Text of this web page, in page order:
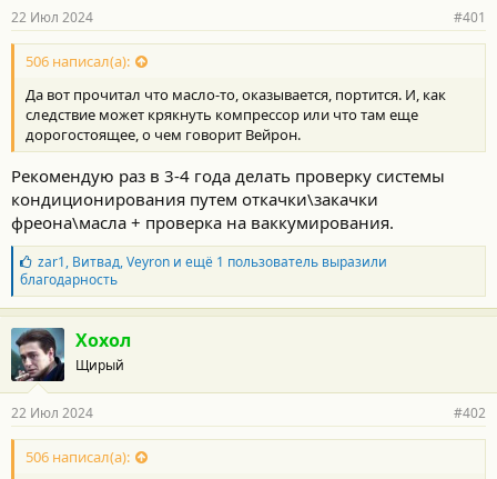
н
о
с
и
:
22 Июл 2024 #401
506 написал(а):
Да вот прочитал что масло-то, оказывается, портится. И, как
следствие может крякнуть компрессор или что там еще
дорогостоящее, о чем говорит Вейрон.
Рекомендую раз в 3-4 года делать проверку системы
кондиционирования путем откачки\закачки
фреона\масла + проверка на ваккумирования.
Б
л
а
г
о
д
а
р
о
с
т
zar1, Витвад,Veyronи ещё 1 пользователь выразили
благодарность
Хохол
Щирый
22 Июл 2024 #402
506 написал(а):